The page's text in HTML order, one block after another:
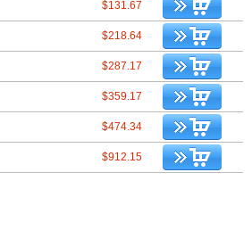
$131.67
$218.64
$287.17
$359.17
$474.34
$912.15